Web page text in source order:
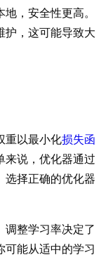
，安全性更高。
护，这可能导致大
重以最小化损失函
来说，优化器通过
选择正确的优化器
调整学习率决定了
可能从适中的学习